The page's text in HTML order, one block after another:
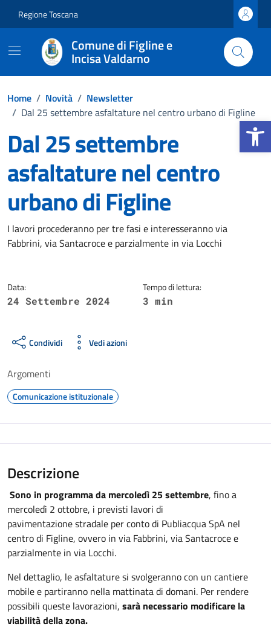
Apri la
Regione Toscana
Comune di Figline e
Incisa Valdarno
Home / Novità / Newsletter
/ Dal 25 settembre asfaltature nel centro urbano di Figline
Dal 25 settembre
asfaltature nel centro
urbano di Figline
Dettagli della notizia
I lavori procederanno per tre fasi e interesseranno via
Fabbrini, via Santacroce e parzialmente in via Locchi
Data:
24 Settembre 2024
Tempo di lettura:
3 min
Condividi Vedi azioni
Argomenti
Comunicazione istituzionale
Descrizione
Sono in programma da mercoledì 25 settembre, fino a
mercoledì 2 ottobre, i previsti lavori di
pavimentazione stradale per conto di Publiacqua SpA nel
centro di Figline, ovvero in via Fabbrini, via Santacroce e
parzialmente in via Locchi.
Nel dettaglio, le asfaltature si svolgeranno con un cantiere
mobile e partiranno nella mattinata di domani. Per rendere
possibili queste lavorazioni, sarà necessario modificare la
viabilità della zona.